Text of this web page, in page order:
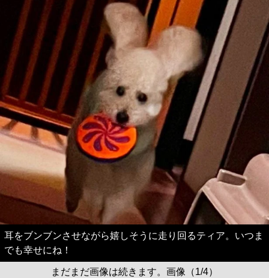
耳をブンブンさせながら嬉しそうに走り回るティア。いつま
でも幸せにね！
まだまだ画像は続きます。画像（1/4）